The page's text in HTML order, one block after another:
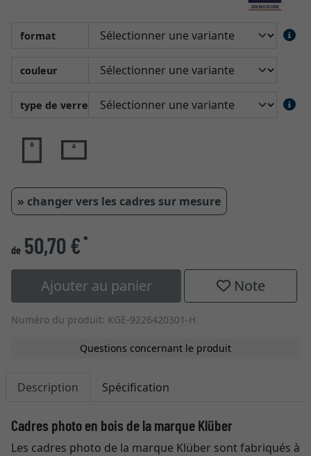
format
couleur
type de verre
» changer vers les cadres sur mesure
de 50,70 €*
Ajouter au panier Note
Numéro du produit: KGE-9226420301-H
Questions concernant le produit
Description Spécification
Cadres photo en bois de la marque Klüber
Les cadres photo de la marque Klüber sont fabriqués à